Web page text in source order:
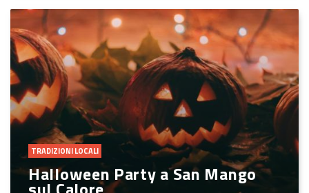
TRADIZIONI LOCALI
Halloween Party a San Mango